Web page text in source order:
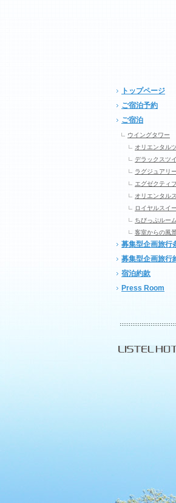
トップページ
ご宿泊予約
ご宿泊
ウイングタワー
オリエンタル
デラックスツ
ラグジュアリ
エグゼクティ
オリエンタル
ロイヤルスイ
ちびっぷルーム
客室からの風
募集型企画旅行
募集型企画旅行
宿泊約款
Press Room